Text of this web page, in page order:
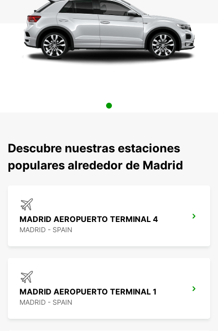
Descubre nuestras estaciones
populares alrededor de Madrid
MADRID AEROPUERTO TERMINAL 4
MADRID - SPAIN
MADRID AEROPUERTO TERMINAL 1
MADRID - SPAIN